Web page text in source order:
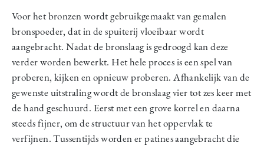
Voor het bronzen wordt gebruikgemaakt van gemalen
bronspoeder, dat in de spuiterij vloeibaar wordt
aangebracht. Nadat de bronslaag is gedroogd kan deze
verder worden bewerkt. Het hele proces is een spel van
proberen, kijken en opnieuw proberen. Afhankelijk van de
gewenste uitstraling wordt de bronslaag vier tot zes keer met
de hand geschuurd. Eerst met een grove korrel en daarna
steeds fijner, om de structuur van het oppervlak te
verfijnen. Tussentijds worden er patines aangebracht die